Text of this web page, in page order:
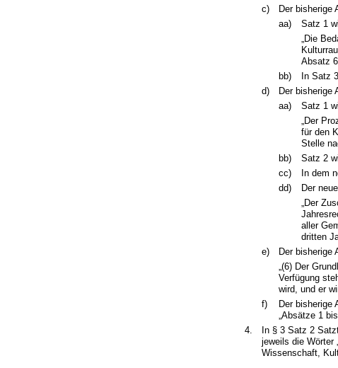
c)
Der bisherige
aa)
Satz 1
„Die
Absatz
bb)
In Satz
d)
Der bisherige
aa)
Satz 1
„Der
für den
Stelle
bb)
Satz 2
cc)
In dem
dd)
Der
„Der
aller
dritten
e)
Der bisherige
„(6) Der
Verfügung
wird, und er
f)
Der bisherige
„Absätze 1
4.
In § 3 Satz 2
jeweils die Wörter
Wissenschaft,